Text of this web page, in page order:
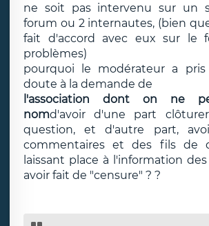
ne soit pas intervenu sur un
forum ou 2 internautes, (bien
fait d'accord avec eux sur le
problèmes)
pourquoi le modérateur a
doute à la demande de
l'association dont on ne
nomd'avoir d'une part
question, et d'autre part,
commentaires et des fils de
laissant place à l'information
avoir fait de "censure" ? ?